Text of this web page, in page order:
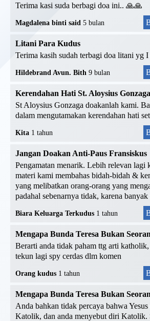
Terima kasi suda berbagi doa ini.. 🙏🙏
Magdalena binti said 5 bulan
Litani Para Kudus
Terima kasih sudah terbagi doa litani
Hildebrand Avun. Bith 9 bulan
Kerendahan Hati St. Aloysius Gonzaga
St Aloysius Gonzaga doakanlah kami.
dalam mengutamakan kerendahan hati
Kita 1 tahun
Jangan Doakan Anti-Paus Fransiskus
Pengamatan menarik. Lebih relevan lagi
materi kami membahas bidah-bidah &
yang melibatkan orang-orang yang
padahal sebenarnya tidak, karena
Biara Keluarga Terkudus 1 tahun
Mengapa Bunda Teresa Bukan
Berarti anda tidak paham ttg arti
tekun lagi spy cerdas dlm komen
Orang kudus 1 tahun
Mengapa Bunda Teresa Bukan
Anda bahkan tidak percaya bahwa
Katolik, dan anda menyebut diri Katolik.